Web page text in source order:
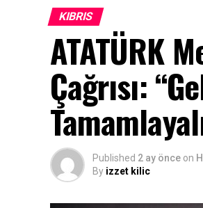
KIBRIS
ATATÜRK
Çağrısı:
Published 2 ay önce on
By izzet kilic